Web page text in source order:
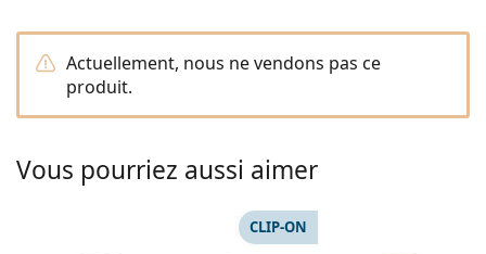
Prada
Toutes les marques
Actuellement, nous ne vendons pas ce
produit.
Vous pourriez aussi aimer
CLIP-ON